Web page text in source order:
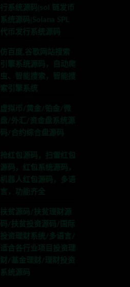
行系统源码|sol 链发币
系统源码|Solana SPL
代币发行系统源码
仿百度,谷歌网站搜索
引擎系统源码，自动爬
虫、智能搜索，智能搜
索引擎系统
虚拟币/黄金/铂金/微
盘/外汇/资金盘系统源
码/合约综合盘源码
抢红包源码，扫雷红包
源码，红包系统源码，
机器人红包源码，多语
言，功能齐全
扶贫源码/扶贫理财源
码/扶贫投资源码/国际
投资理财系统/多语言/
适合各行业项目投资理
财/基金理财/理财投资
系统源码